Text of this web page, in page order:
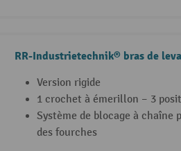
RR-Industrietechnik® bras de
Version rigide
1 crochet à émerillon – 3
Système de blocage à
des fourches